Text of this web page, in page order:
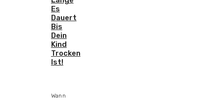
Es
Dauert
Bis
Dein
Kind
Trocken
Ist!
Wann